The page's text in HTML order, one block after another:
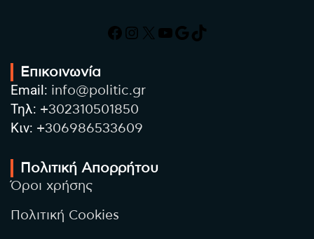
Facebook
Instagram
X YouTube
Google
TikTok
Επικοινωνία
Email: info@politic.gr
Τηλ: +302310501850
Κιν: +306986533609
Πολιτική Απορρήτου
Όροι χρήσης
Πολιτική Cookies